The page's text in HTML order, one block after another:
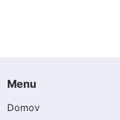
Menu
Domov